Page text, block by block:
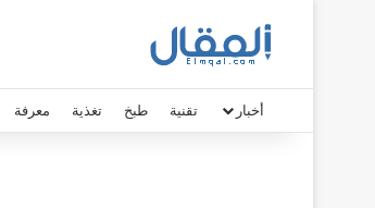
أخبار تقنية طبخ تغذية معرفة